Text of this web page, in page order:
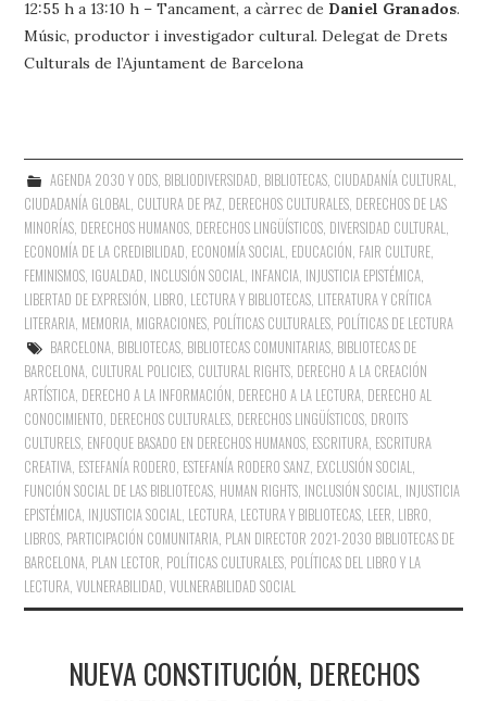
12:55 h a 13:10 h – Tancament, a càrrec de Daniel Granados.
Músic, productor i investigador cultural. Delegat de Drets
Culturals de l’Ajuntament de Barcelona
AGENDA 2030 Y ODS, BIBLIODIVERSIDAD, BIBLIOTECAS, CIUDADANÍA CULTURAL,
CIUDADANÍA GLOBAL, CULTURA DE PAZ, DERECHOS CULTURALES, DERECHOS DE LAS
MINORÍAS, DERECHOS HUMANOS, DERECHOS LINGÜÍSTICOS, DIVERSIDAD CULTURAL,
ECONOMÍA DE LA CREDIBILIDAD, ECONOMÍA SOCIAL, EDUCACIÓN, FAIR CULTURE,
FEMINISMOS, IGUALDAD, INCLUSIÓN SOCIAL, INFANCIA, INJUSTICIA EPISTÉMICA,
LIBERTAD DE EXPRESIÓN, LIBRO, LECTURA Y BIBLIOTECAS, LITERATURA Y CRÍTICA
LITERARIA, MEMORIA, MIGRACIONES, POLÍTICAS CULTURALES, POLÍTICAS DE LECTURA
BARCELONA, BIBLIOTECAS, BIBLIOTECAS COMUNITARIAS, BIBLIOTECAS DE
BARCELONA, CULTURAL POLICIES, CULTURAL RIGHTS, DERECHO A LA CREACIÓN
ARTÍSTICA, DERECHO A LA INFORMACIÓN, DERECHO A LA LECTURA, DERECHO AL
CONOCIMIENTO, DERECHOS CULTURALES, DERECHOS LINGÜÍSTICOS, DROITS
CULTURELS, ENFOQUE BASADO EN DERECHOS HUMANOS, ESCRITURA, ESCRITURA
CREATIVA, ESTEFANÍA RODERO, ESTEFANÍA RODERO SANZ, EXCLUSIÓN SOCIAL,
FUNCIÓN SOCIAL DE LAS BIBLIOTECAS, HUMAN RIGHTS, INCLUSIÓN SOCIAL, INJUSTICIA
EPISTÉMICA, INJUSTICIA SOCIAL, LECTURA, LECTURA Y BIBLIOTECAS, LEER, LIBRO,
LIBROS, PARTICIPACIÓN COMUNITARIA, PLAN DIRECTOR 2021-2030 BIBLIOTECAS DE
BARCELONA, PLAN LECTOR, POLÍTICAS CULTURALES, POLÍTICAS DEL LIBRO Y LA
LECTURA,VULNERABILIDAD,VULNERABILIDAD SOCIAL
NUEVA CONSTITUCIÓN, DERECHOS